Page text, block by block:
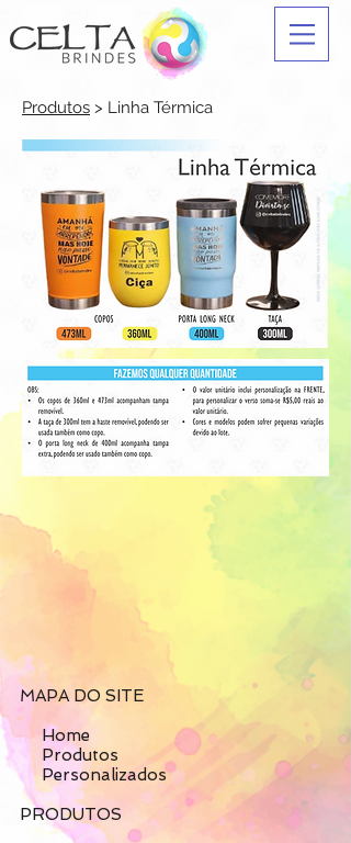
Produtos > Linha Térmica
MAPA DO SITE
Home
Produtos
Personalizados
PRODUTOS